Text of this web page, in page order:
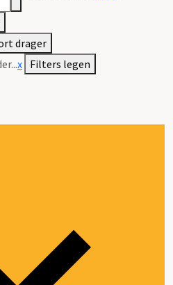
drager
x Filters legen